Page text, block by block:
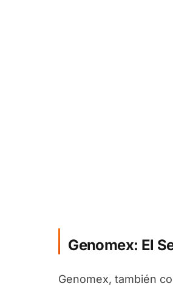
Genomex: El
Genomex, también